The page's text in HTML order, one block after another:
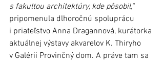
s fakultou architektúry, kde pôsobil,“
pripomenula dlhoročnú spoluprácu
i priateľstvo Anna Dragannová, kurátorka
aktuálnej výstavy akvarelov K. Thiryho
v Galérii Provinčný dom. A práve tam sa